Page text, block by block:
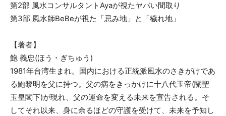
第2部 風水コンサルタントAyaが視たヤバい間取り
第3部 風水師BeBeが視た「忌み地」と「穢れ地」
【著者】
鮑 義忠(ほう・ぎちゅう)
1981年台湾生まれ。国内における正統派風水のさきがけであ
る鮑黎明を父に持つ。父の病をきっかけに十八代玉帝(關聖
玉皇閣下)が現れ、父の運命を変える未来を宣告される。そ
してそれ以来、身に余るほどの守護を受けて、未来を予知し